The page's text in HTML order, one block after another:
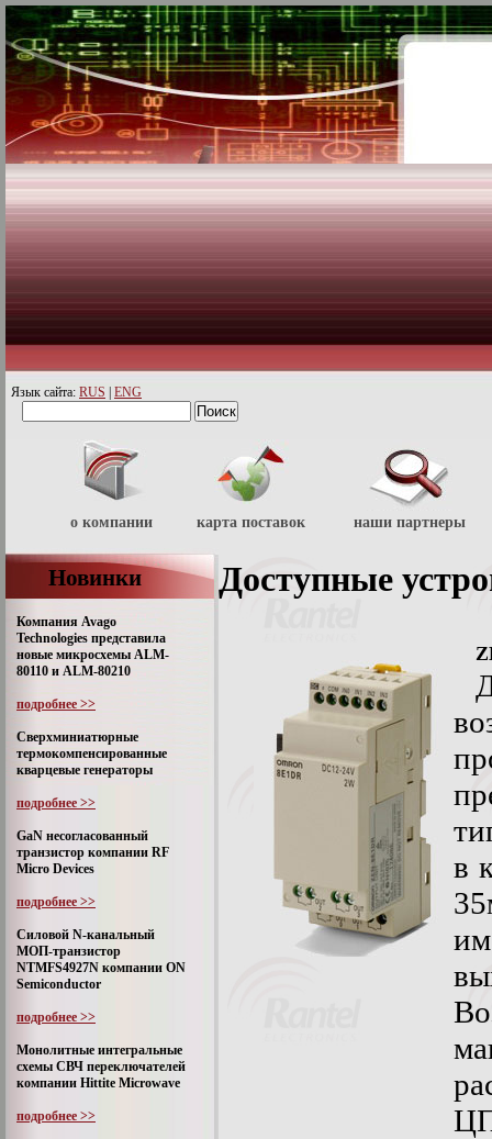
Язык сайта: RUS ENG
о компании карта поставок наши партнеры
Новинки
Компания Avago
Technologies представила
новые микросхемы ALM-
80110 и ALM-80210
подробнее >>
Сверхминиатюрные
термокомпенсированные
кварцевые генераторы
подробнее >>
GaN несогласованный
транзистор компании RF
Micro Devices
подробнее >>
Силовой N-канальный
МОП-транзистор
NTMFS4927N компании ON
Semiconductor
подробнее >>
Монолитные интегральные
схемы СВЧ переключателей
компании Hittite Microwave
подробнее >>
Доступные
в